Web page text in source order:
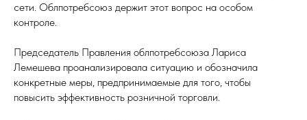
сети. Облпотребсоюз держит этот вопрос на особом
контроле.
Председатель Правления облпотребсоюза Лариса
Лемешева проанализировала ситуацию и обозначила
конкретные меры, предпринимаемые для того, чтобы
повысить эффективность розничной торговли.